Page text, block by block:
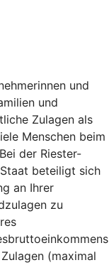
und
und
Zulagen als
Menschen beim
Bei der Riester-
beteiligt sich
an Ihrer
zu
(maximal